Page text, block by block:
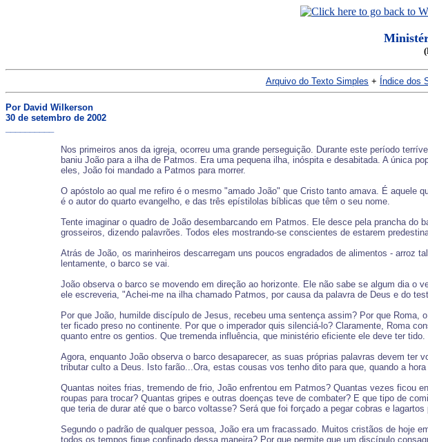
Arquivo do Texto Simples + Índice dos
Por David Wilkerson
30 de setembro de 2002
Nos primeiros anos da igreja, ocorreu uma grande perseguição. Durante este período
baniu João para a ilha de Patmos. Era uma pequena ilha, inóspita e desabitada. A única
eles, João foi mandado a Patmos para morrer.
O apóstolo ao qual me refiro é o mesmo "amado João" que Cristo tanto amava. É aquele
é o autor do quarto evangelho, e das três epístilolas bíblicas que têm o seu nome.
Tente imaginar o quadro de João desembarcando em Patmos. Ele desce pela prancha
grosseiros, dizendo palavrões. Todos eles mostrando-se conscientes de estarem
Atrás de João, os marinheiros descarregam uns poucos engradados de alimentos - arroz
lentamente, o barco se vai.
João observa o barco se movendo em direção ao horizonte. Ele não sabe se algum dia o
ele escreveria, "Achei-me na ilha chamado Patmos, por causa da palavra de Deus e do
Por que João, humilde discípulo de Jesus, recebeu uma sentença assim? Por que
ter ficado preso no continente. Por que o imperador quis silenciá-lo? Claramente, Roma
quanto entre os gentios. Que tremenda influência, que ministério eficiente ele deve ter tido.
Agora, enquanto João observa o barco desaparecer, as suas próprias palavras devem
tributar culto a Deus. Isto farão...Ora, estas cousas vos tenho dito para que, quando a
Quantas noites frias, tremendo de frio, João enfrentou em Patmos? Quantas vezes ficou
roupas para trocar? Quantas gripes e outras doenças teve de combater? E que tipo de
que teria de durar até que o barco voltasse? Será que foi forçado a pegar cobras e
Segundo o padrão de qualquer pessoa, João era um fracassado. Muitos cristãos de hoje
todos os tempos fique confinado dessa maneira? Por que permite que um discípulo